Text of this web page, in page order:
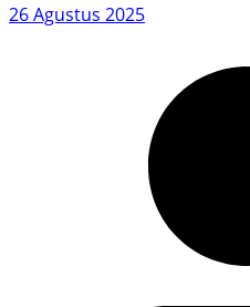
26 Agustus 2025